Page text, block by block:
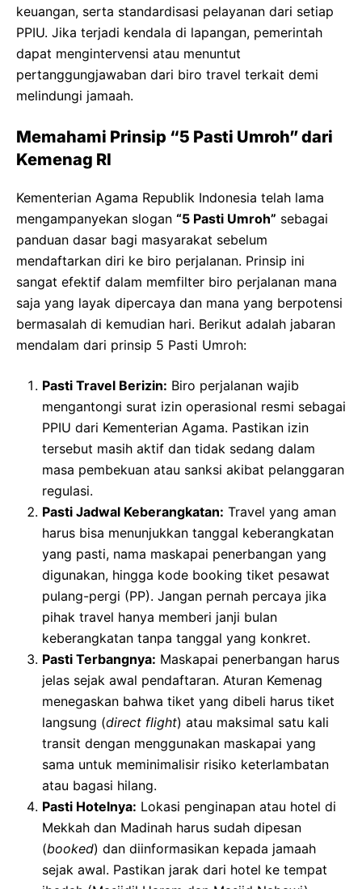
keuangan, serta standardisasi pelayanan dari setiap
PPIU. Jika terjadi kendala di lapangan, pemerintah
dapat mengintervensi atau menuntut
pertanggungjawaban dari biro travel terkait demi
melindungi jamaah.
Memahami Prinsip “5 Pasti Umroh” dari
Kemenag RI
Kementerian Agama Republik Indonesia telah lama
mengampanyekan slogan “5 Pasti Umroh” sebagai
panduan dasar bagi masyarakat sebelum
mendaftarkan diri ke biro perjalanan. Prinsip ini
sangat efektif dalam memfilter biro perjalanan mana
saja yang layak dipercaya dan mana yang berpotensi
bermasalah di kemudian hari. Berikut adalah jabaran
mendalam dari prinsip 5 Pasti Umroh:
Pasti Travel Berizin: Biro perjalanan wajib
mengantongi surat izin operasional resmi sebagai
PPIU dari Kementerian Agama. Pastikan izin
tersebut masih aktif dan tidak sedang dalam
masa pembekuan atau sanksi akibat pelanggaran
regulasi.
Pasti Jadwal Keberangkatan: Travel yang aman
harus bisa menunjukkan tanggal keberangkatan
yang pasti, nama maskapai penerbangan yang
digunakan, hingga kode booking tiket pesawat
pulang-pergi (PP). Jangan pernah percaya jika
pihak travel hanya memberi janji bulan
keberangkatan tanpa tanggal yang konkret.
Pasti Terbangnya: Maskapai penerbangan harus
jelas sejak awal pendaftaran. Aturan Kemenag
menegaskan bahwa tiket yang dibeli harus tiket
langsung (direct flight) atau maksimal satu kali
transit dengan menggunakan maskapai yang
sama untuk meminimalisir risiko keterlambatan
atau bagasi hilang.
Pasti Hotelnya: Lokasi penginapan atau hotel di
Mekkah dan Madinah harus sudah dipesan
(booked) dan diinformasikan kepada jamaah
sejak awal. Pastikan jarak dari hotel ke tempat